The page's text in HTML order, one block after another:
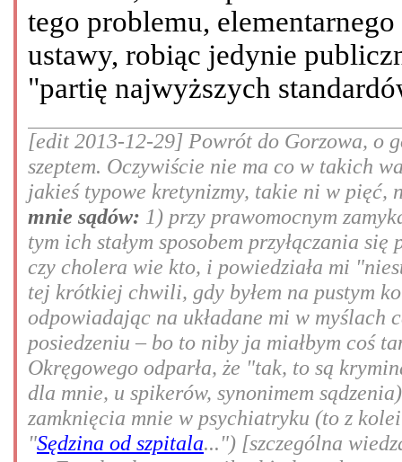
tego problemu,
ustawy, robiąc jedynie
"partię najwyższych
[edit 2013-12-29] Powrót do Gorzowa, o
szeptem. Oczywiście nie ma co w takich
jakieś typowe kretynizmy, takie ni w pięć,
mnie sądów: 1) przy prawomocnym
tym ich stałym sposobem przyłączania
czy cholera wie kto, i powiedziała mi
tej krótkiej chwili, gdy byłem na pustym
odpowiadając na układane mi w myślach
posiedzeniu – bo to niby ja miałbym coś
Okręgowego odparła, że "tak, to są
dla mnie, u spikerów, synonimem
zamknięcia mnie w psychiatryku (to z
"Sędzina od szpitala...") [szczególna